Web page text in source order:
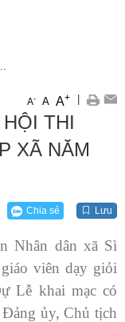
A- A A+
THI
XÃ NĂM
Chia sẻ Lưu
Nhân dân xã Sì
viên dạy giỏi
Lễ khai mạc có
ủy, Chủ tịch